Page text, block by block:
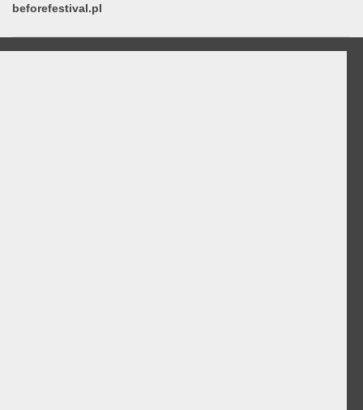
beforefestival.pl